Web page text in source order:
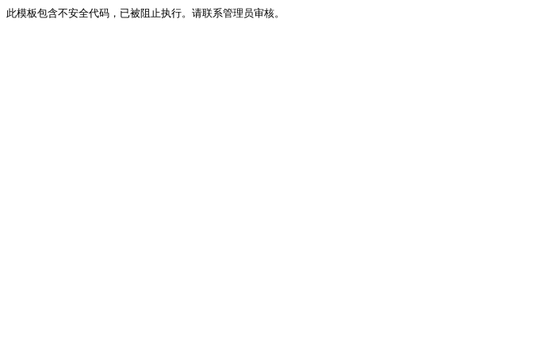
此模板包含不安全代码，已被阻止执行。请联系管理员审核。